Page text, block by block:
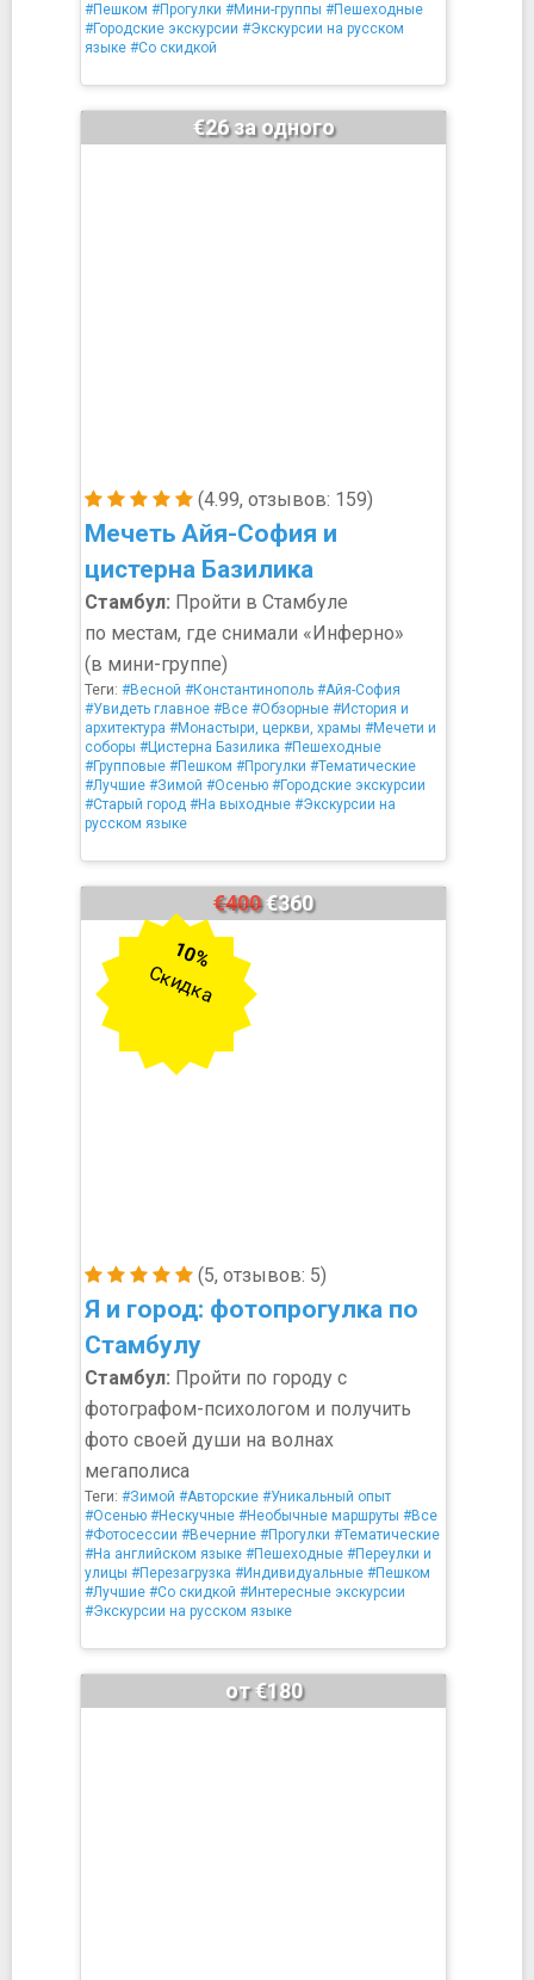
#Пешком #Прогулки #Мини-группы #Пешеходные
#Городские экскурсии #Экскурсии на русском
языке #Со скидкой
(4.99, отзывов: 159)
Мечеть Айя-София и
цистерна Базилика
€26 за одного
Стамбул: Пройти в Стамбуле
по местам, где снимали «Инферно»
(в мини-группе)
Теги: #Весной #Константинополь #Айя-София
#Увидеть главное #Все #Обзорные #История и
архитектура #Монастыри, церкви, храмы #Мечети и
соборы #Цистерна Базилика #Пешеходные
#Групповые #Пешком #Прогулки #Тематические
#Лучшие #Зимой #Осенью #Городские экскурсии
#Старый город #На выходные #Экскурсии на
русском языке
(5, отзывов: 5)
Я и город: фотопрогулка по
Стамбулу
€400€360
10%
Скидка
Стамбул: Пройти по городу с
фотографом-психологом и получить
фото своей души на волнах
мегаполиса
Теги: #Зимой #Авторские #Уникальный опыт
#Осенью #Нескучные #Необычные маршруты #Все
#Фотосессии #Вечерние #Прогулки #Тематические
#На английском языке #Пешеходные #Переулки и
улицы #Перезагрузка #Индивидуальные #Пешком
#Лучшие #Со скидкой #Интересные экскурсии
#Экскурсии на русском языке
от €180